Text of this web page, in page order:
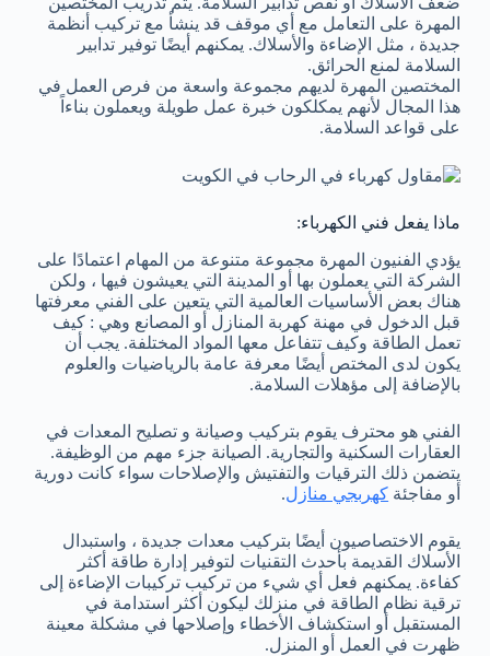
المهرة على التعامل مع أي موقف قد ينشأ مع تركيب أنظمة
جديدة ، مثل الإضاءة والأسلاك. يمكنهم أيضًا توفير تدابير
السلامة لمنع الحرائق.
المختصين المهرة لديهم مجموعة واسعة من فرص العمل في
هذا المجال لأنهم يمكلكون خبرة عمل طويلة ويعملون بناءاً
على قواعد السلامة.
ماذا يفعل فني الكهرباء:
يؤدي الفنيون المهرة مجموعة متنوعة من المهام اعتمادًا على
الشركة التي يعملون بها أو المدينة التي يعيشون فيها ، ولكن
هناك بعض الأساسيات العالمية التي يتعين على الفني معرفتها
قبل الدخول في مهنة كهربة المنازل أو المصانع وهي : كيف
تعمل الطاقة وكيف تتفاعل معها المواد المختلفة. يجب أن
يكون لدى المختص أيضًا معرفة عامة بالرياضيات والعلوم
بالإضافة إلى مؤهلات السلامة.
الفني هو محترف يقوم بتركيب وصيانة و تصليح المعدات في
العقارات السكنية والتجارية. الصيانة جزء مهم من الوظيفة.
يتضمن ذلك الترقيات والتفتيش والإصلاحات سواء كانت دورية
أو مفاجئة كهربجي منازل.
يقوم الاختصاصيون أيضًا بتركيب معدات جديدة ، واستبدال
الأسلاك القديمة بأحدث التقنيات لتوفير إدارة طاقة أكثر
كفاءة. يمكنهم فعل أي شيء من تركيب تركيبات الإضاءة إلى
ترقية نظام الطاقة في منزلك ليكون أكثر استدامة في
المستقبل أو استكشاف الأخطاء وإصلاحها في مشكلة معينة
ظهرت في العمل أو المنزل.